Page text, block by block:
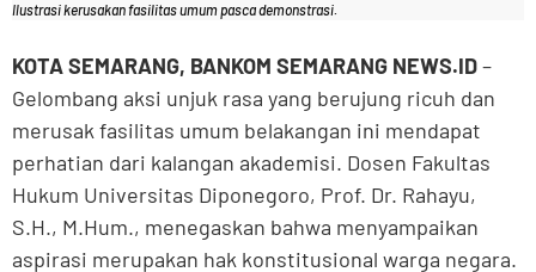
Ilustrasi kerusakan fasilitas umum pasca demonstrasi.
KOTA SEMARANG, BANKOM SEMARANG NEWS.ID–
Gelombang aksi unjuk rasa yang berujung ricuh dan
merusak fasilitas umum belakangan ini mendapat
perhatian dari kalangan akademisi. Dosen Fakultas
Hukum Universitas Diponegoro, Prof. Dr. Rahayu,
S.H., M.Hum., menegaskan bahwa menyampaikan
aspirasi merupakan hak konstitusional warga negara.